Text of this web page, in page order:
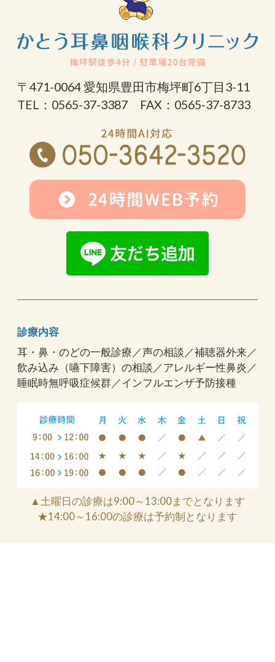
〒471-0064 愛知県豊田市梅坪町6丁目3-11
TEL：0565-37-3387 FAX：0565-37-8733
診療内容
耳・鼻・のどの一般診療／声の相談／補聴器外来／
飲み込み（嚥下障害）の相談／アレルギー性鼻炎／
睡眠時無呼吸症候群／インフルエンザ予防接種
▲土曜日の診療は9:00～13:00までとなります
★14:00～16:00の診療は予約制となります